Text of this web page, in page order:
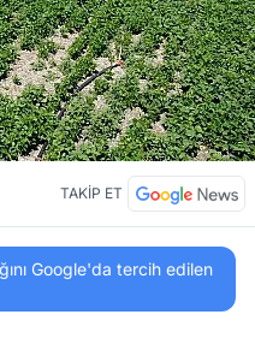
TAKİP ET
Google'da tercih edilen